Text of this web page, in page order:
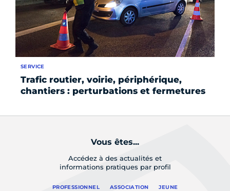
Trafic routier, voirie, périphérique,
chantiers : perturbations et fermetures
SERVICE
Vous êtes...
Accédez à des actualités et
informations pratiques par profil
PROFESSIONNEL ASSOCIATION JEUNE